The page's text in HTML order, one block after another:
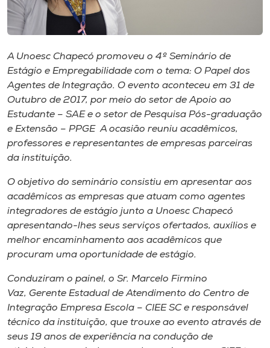
Museu
Store
o idioma
A+
A-
A Unoesc Chapecó promoveu o 4º Seminário de
Estágio e Empregabilidade com o tema: O Papel dos
Agentes de Integração. O evento aconteceu em 31 de
Outubro de 2017, por meio do setor de Apoio ao
Estudante – SAE e o setor de Pesquisa Pós-graduação
e Extensão – PPGE A ocasião reuniu acadêmicos,
professores e representantes de empresas parceiras
da instituição.
O objetivo do seminário consistiu em apresentar aos
acadêmicos as empresas que atuam como agentes
integradores de estágio junto a Unoesc Chapecó
apresentando-lhes seus serviços ofertados, auxílios e
melhor encaminhamento aos acadêmicos que
procuram uma oportunidade de estágio.
Conduziram o painel, o Sr. Marcelo Firmino
Vaz, Gerente Estadual de Atendimento do Centro de
Integração Empresa Escola – CIEE SC e responsável
técnico da instituição, que trouxe ao evento através de
seus 19 anos de experiência na condução de